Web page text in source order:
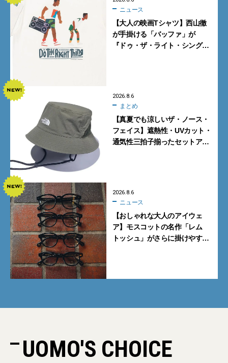
ニュース
【大人の映画Tシャツ】西山徹
が手掛ける「バッファ」が
『ドゥ・ザ・ライト・シング』
2026.8.6
まとめ
【真夏でも涼しいザ・ノース・
フェイス】遮熱性・UVカット・
通気性三拍子揃ったセットアッ
2026.8.6
ニュース
【おしゃれな大人のアイウェ
ア】モスコットの名作「レム
トッシュ」がさらに掛けやす
UOMO'S CHOICE